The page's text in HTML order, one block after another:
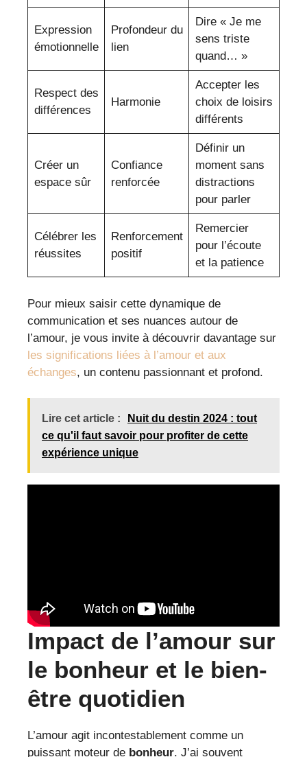
Expression
émotionnelle
Profondeur du
lien
Dire « Je me
sens triste
quand… »
Respect des
différences
Harmonie
Accepter les
choix de loisirs
différents
Créer un
espace sûr
Confiance
renforcée
Définir un
moment sans
distractions
pour parler
Célébrer les
réussites
Renforcement
positif
Remercier
pour l’écoute
et la patience
Pour mieux saisir cette dynamique de
communication et ses nuances autour de
l’amour, je vous invite à découvrir davantage sur
les significations liées à l’amour et aux
échanges, un contenu passionnant et profond.
Lire cet article :
Nuit du destin 2024 : tout
ce qu'il faut savoir pour profiter de cette
expérience unique
Impact de l’amour sur
le bonheur et le bien-
être quotidien
L’amour agit incontestablement comme un
puissant moteur de bonheur. J’ai souvent